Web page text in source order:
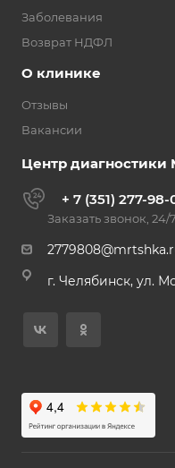
Заболевания
Возврат НДФЛ
О клинике
Отзывы
Вакансии
Центр
+ 7 (351) 277-98-
Заказать звонок, 24/7
г. Челябинск, ул.